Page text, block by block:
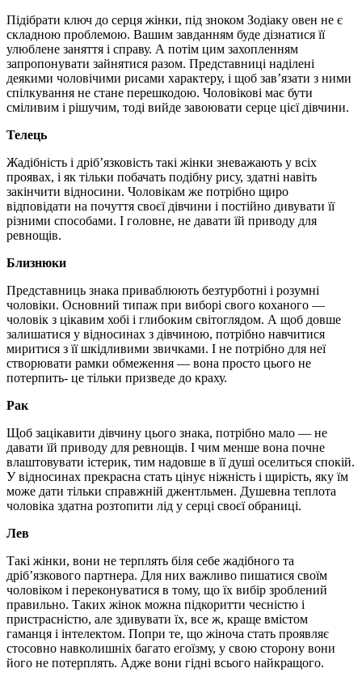
Підібрати ключ до серця жінки, під зноком Зодіаку овен не є
складною проблемою. Вашим завданням буде дізнатися її
улюблене заняття і справу. А потім цим захопленням
запропонувати зайнятися разом. Представниці наділені
деякими чоловічими рисами характеру, і щоб зав’язати з ними
спілкування не стане перешкодою. Чоловікові має бути
сміливим і рішучим, тоді вийде завоювати серце цієї дівчини.
Телець
Жадібність і дріб’язковість такі жінки зневажають у всіх
проявах, і як тільки побачать подібну рису, здатні навіть
закінчити відносини. Чоловікам же потрібно щиро
відповідати на почуття своєї дівчини і постійно дивувати її
різними способами. І головне, не давати їй приводу для
ревнощів.
Близнюки
Представниць знака приваблюють безтурботні і розумні
чоловіки. Основний типаж при виборі свого коханого —
чоловік з цікавим хобі і глибоким світоглядом. А щоб довше
залишатися у відносинах з дівчиною, потрібно навчитися
миритися з її шкідливими звичками. І не потрібно для неї
створювати рамки обмеження — вона просто цього не
потерпить- це тільки призведе до краху.
Рак
Щоб зацікавити дівчину цього знака, потрібно мало — не
давати їй приводу для ревнощів. І чим менше вона почне
влаштовувати істерик, тим надовше в її душі оселиться спокій.
У відносинах прекрасна стать цінує ніжність і щирість, яку їм
може дати тільки справжній джентльмен. Душевна теплота
чоловіка здатна розтопити лід у серці своєї обраниці.
Лев
Такі жінки, вони не терплять біля себе жадібного та
дріб’язкового партнера. Для них важливо пишатися своїм
чоловіком і переконуватися в тому, що їх вибір зроблений
правильно. Таких жінок можна підкоритти чесністю і
пристрасністю, але здивувати їх, все ж, краще вмістом
гаманця і інтелектом. Попри те, що жіноча стать проявляє
стосовно навколишніх багато егоїзму, у свою сторону вони
його не потерплять. Адже вони гідні всього найкращого.